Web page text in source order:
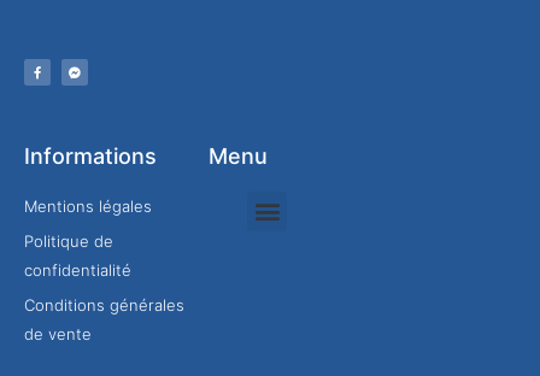
Informations
Mentions légales
Politique de
confidentialité
Conditions générales
de vente
Menu